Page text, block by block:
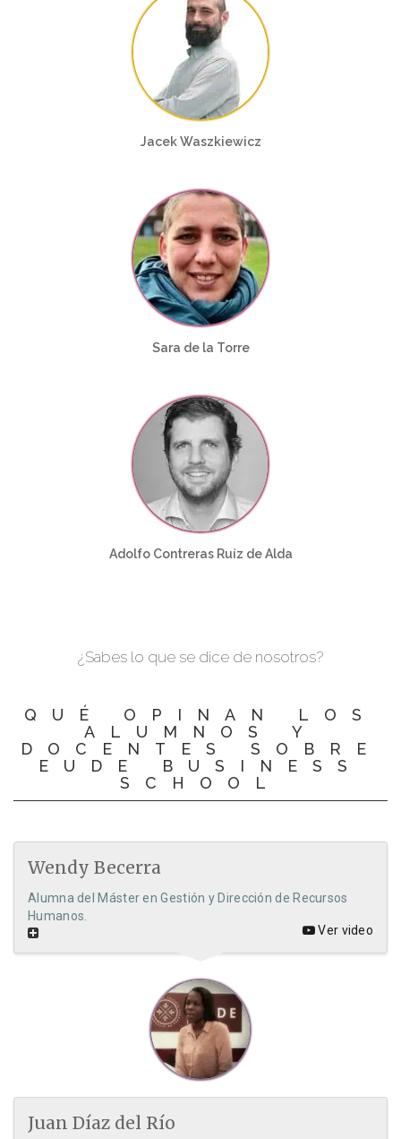
Jacek Waszkiewicz
Sara de la Torre
Adolfo Contreras Ruíz de Alda
¿Sabes lo que se dice de nosotros?
QUÉ OPINAN LOS
ALUMNOS Y
DOCENTES SOBRE
EUDE BUSINESS
SCHOOL
Wendy Becerra
Alumna del Máster en Gestión y Dirección de Recursos
Humanos.
Ver video
Juan Díaz del Río